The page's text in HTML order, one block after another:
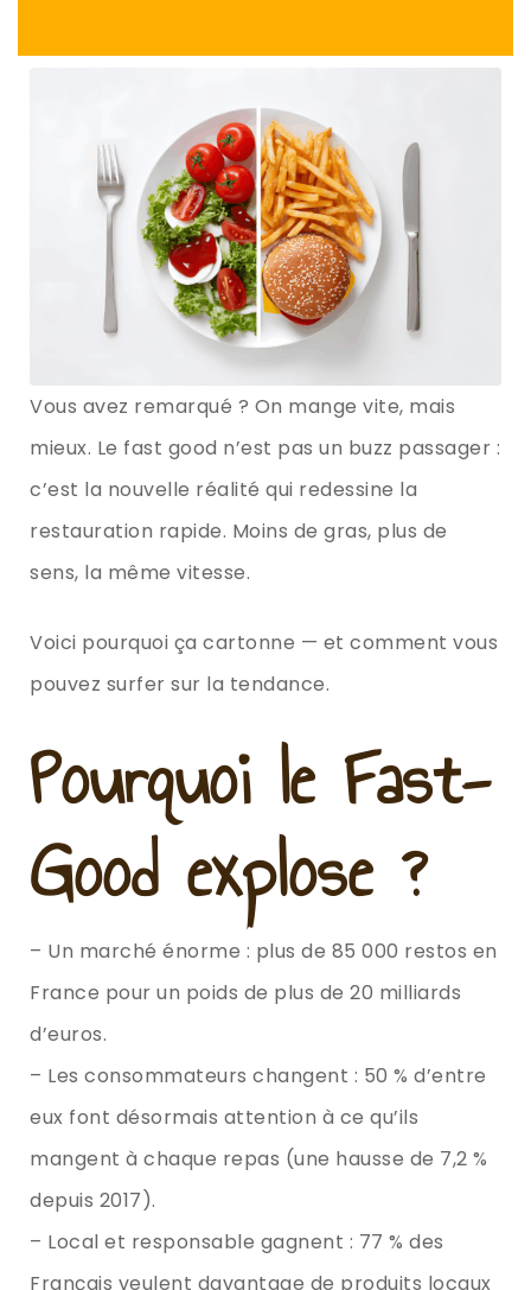
Vous avez remarqué ? On mange vite, mais
mieux. Le fast good n’est pas un buzz passager :
c’est la nouvelle réalité qui redessine la
restauration rapide. Moins de gras, plus de
sens, la même vitesse.
Voici pourquoi ça cartonne — et comment vous
pouvez surfer sur la tendance.
Pourquoi le Fast-
Good explose ?
– Un marché énorme : plus de 85 000 restos en
France pour un poids de plus de 20 milliards
d’euros.
– Les consommateurs changent : 50 % d’entre
eux font désormais attention à ce qu’ils
mangent à chaque repas (une hausse de 7,2 %
depuis 2017).
– Local et responsable gagnent : 77 % des
Français veulent davantage de produits locaux